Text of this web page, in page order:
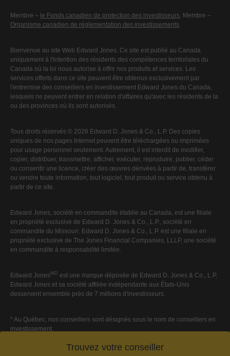
Trouvez votre conseiller
Membre – le Fonds canadien de protection des investisseurs. Membre –
Organisme canadien de réglementation des investissements.
Bienvenue au site Web Edward Jones. Ce site est publié au Canada
uniquement à l'intention des résidents des compétences territoriales du
Canada où la loi nous autorise à offrir nos produits et services. Les
services offerts dans ce site peuvent être obtenus exclusivement par
l'entremise des conseillers en investissement Edward Jones du Canada,
lesquels ne peuvent entrer en relation d'affaires qu'avec les résidents de la
ou des provinces où ils sont autorisés.
Tous droits réservés © 2026 Edward D. Jones & Co., L.P. Des copies
uniques de nos pages Internet peuvent être téléchargées ou imprimées
pour usage personnel seulement. Autrement, il est interdit de modifier,
copier, distribuer, transmettre, afficher, exécuter, reproduire, publier, céder
ou consentir une licence, créer des œuvres dérivées à partir de, transférer
ou vendre toute information, tout logiciel, tout produit ou service obtenu à
partir de ce site.
Edward Jones, société en commandite établie au Canada, est une filiale
en propriété exclusive de Edward D. Jones & Co., L.P., société en
commandite du Missouri. Edward D. Jones & Co., L.P. est une filiale en
propriété exclusive de The Jones Financial Companies, LLLP, une société
en commandite à responsabilité limitée.
Edward JonesMD est une marque déposée de Edward D. Jones & Co., L.P.
Edward Jones et sa société affiliée indépendante aux États-Unis
desservent ensemble près de 7 millions d'investisseurs.
* Au Québec, nos conseillers sont désignés sous le nom de conseillers en
investissement.